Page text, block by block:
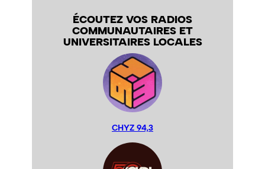
ÉCOUTEZ VOS RADIOS
COMMUNAUTAIRES ET
UNIVERSITAIRES LOCALES
CHYZ 94,3